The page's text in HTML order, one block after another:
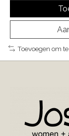
Toevoegen om